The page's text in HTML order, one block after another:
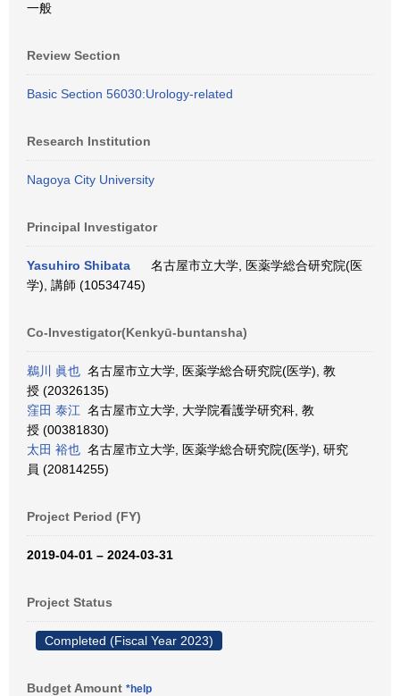
一般
Review Section
Basic Section 56030:Urology-related
Research Institution
Nagoya City University
Principal Investigator
Yasuhiro Shibata
名古屋市立大学, 医薬学総合研究院(医
学), 講師 (10534745)
Co-Investigator(Kenkyū-buntansha)
鵜川 眞也 名古屋市立大学, 医薬学総合研究院(医学), 教
授 (20326135)
窪田 泰江 名古屋市立大学, 大学院看護学研究科, 教
授 (00381830)
太田 裕也 名古屋市立大学, 医薬学総合研究院(医学), 研究
員 (20814255)
Project Period (FY)
2019-04-01 – 2024-03-31
Project Status
Completed (Fiscal Year 2023)
Budget Amount *help